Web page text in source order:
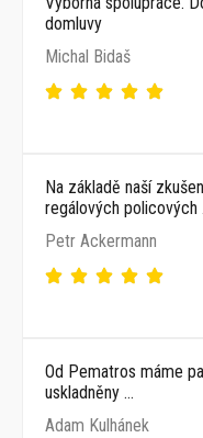
domluvy
Michal Bidaš
Na základě naší
regálových policových
Petr Ackermann
Od Pematros máme
uskladněny …
Adam Kulhánek